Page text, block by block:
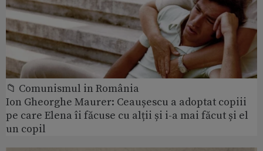
📁 Comunismul in România
Ion Gheorghe Maurer: Ceaușescu a adoptat copiii
pe care Elena îi făcuse cu alții și i-a mai făcut și el
un copil